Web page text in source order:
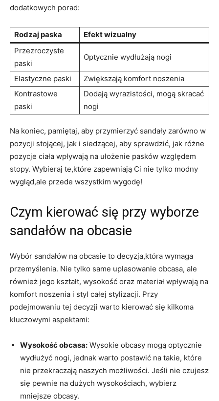
dodatkowych porad:
Rodzaj paska
Efekt wizualny
Przezroczyste
paski
Optycznie wydłużają nogi
Elastyczne paski
Zwiększają komfort noszenia
Kontrastowe
paski
Dodają wyrazistości, mogą skracać
nogi
Na koniec, pamiętaj, aby przymierzyć sandały zarówno w
pozycji stojącej, jak i siedzącej, aby sprawdzić, jak różne
pozycje ciała wpływają na ułożenie pasków względem
stopy. Wybieraj te,które zapewniają Ci nie tylko modny
wygląd,ale przede wszystkim wygodę!
Czym kierować się przy wyborze
sandałów na obcasie
Wybór sandałów na obcasie to decyzja,która wymaga
przemyślenia. Nie tylko same uplasowanie obcasa, ale
również jego kształt, wysokość oraz materiał wpływają na
komfort noszenia i styl całej stylizacji. Przy
podejmowaniu tej decyzji warto kierować się kilkoma
kluczowymi aspektami:
Wysokość obcasa: Wysokie obcasy mogą optycznie
wydłużyć nogi, jednak warto postawić na takie, które
nie przekraczają naszych możliwości. Jeśli nie czujesz
się pewnie na dużych wysokościach, wybierz
mniejsze obcasy.